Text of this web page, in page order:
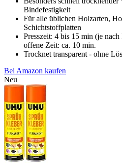
Bindefestigkeit
Für alle üblichen Holzarten,
Schichtstoffplatten
Presszeit: 4 bis 15 min (je
offene Zeit: ca. 10 min.
Trocknet transparent - ohne
Bei Amazon kaufen
Neu